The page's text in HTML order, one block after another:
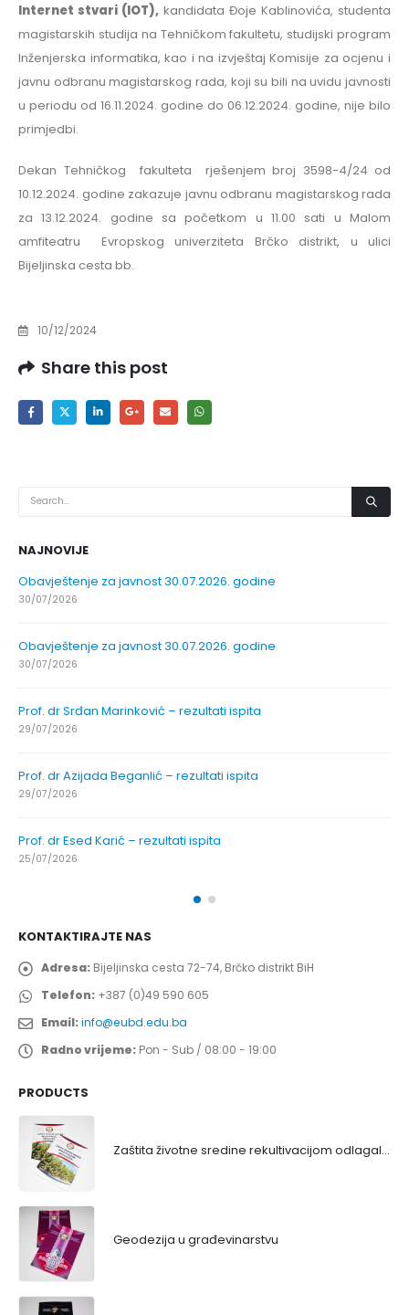
Internet stvari (IOT), kandidata Đoje Kablinovića, studenta
magistarskih studija na Tehničkom fakultetu, studijski program
Inženjerska informatika, kao i na izvještaj Komisije za ocjenu i
javnu odbranu magistarskog rada, koji su bili na uvidu javnosti
u periodu od 16.11.2024. godine do 06.12.2024. godine, nije bilo
primjedbi.
Dekan Tehničkog fakulteta rješenjem broj 3598-4/24 od
10.12.2024. godine zakazuje javnu odbranu magistarskog rada
za 13.12.2024. godine sa početkom u 11.00 sati u Malom
amfiteatru Evropskog univerziteta Brčko distrikt, u ulici
Bijeljinska cesta bb.
10/12/2024
Share this post
NAJNOVIJE
Obavještenje za javnost 30.07.2026. godine
30/07/2026
Obavještenje za javnost 30.07.2026. godine
30/07/2026
Prof. dr Srđan Marinković – rezultati ispita
29/07/2026
Prof. dr Azijada Beganlić – rezultati ispita
29/07/2026
Prof. dr Esed Karić – rezultati ispita
25/07/2026
KONTAKTIRAJTE NAS
Adresa: Bijeljinska cesta 72-74, Brčko distrikt BiH
Telefon: +387 (0)49 590 605
Email:info@eubd.edu.ba
Radno vrijeme: Pon - Sub / 08:00 - 19:00
PRODUCTS
Zaštita životne sredine rekultivacijom odlagališta
Geodezija u građevinarstvu